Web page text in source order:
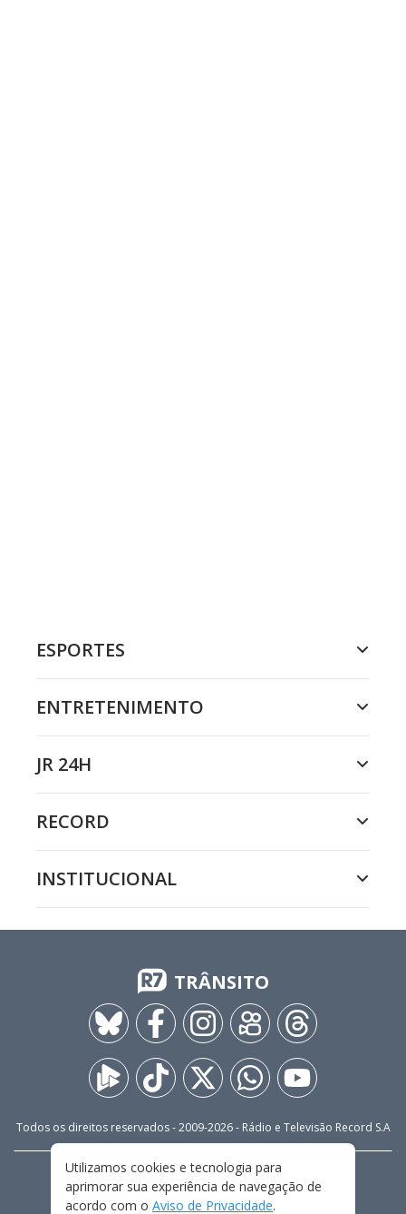
ESPORTES
ENTRETENIMENTO
JR 24H
RECORD
INSTITUCIONAL
TRÂNSITO
Todos os direitos reservados - 2009-2026- Rádio e Televisão Record S.A
FALE CONOSCO
PRIVACIDADE
TERMOS E CONDIÇÕES DE USO
Utilizamos cookies e tecnologia para
aprimorar sua experiência de navegação de
acordo com o Aviso de Privacidade.